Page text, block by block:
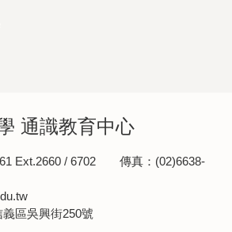
通識教育中心
Ext.2660 / 6702 傳真：(02)6638-
區吳興街250號